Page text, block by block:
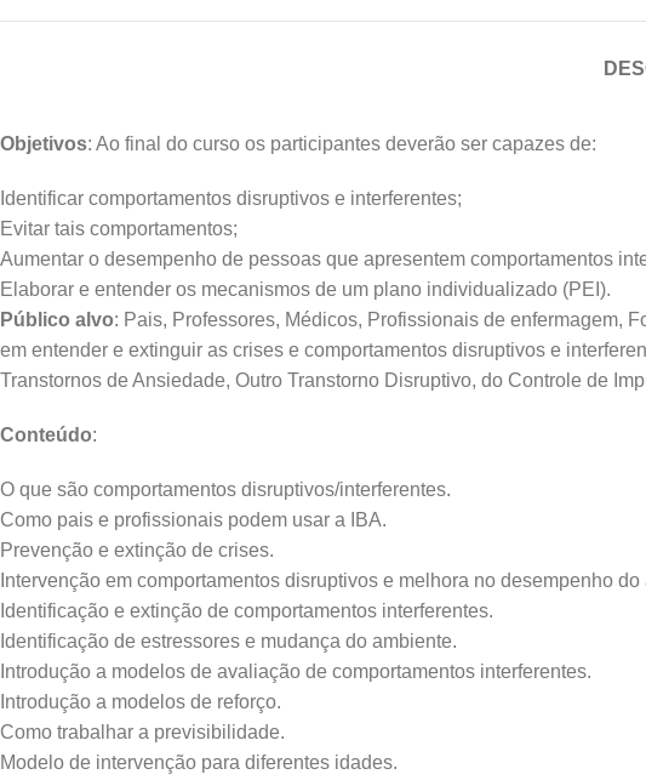
Objetivos: Ao final do curso os participantes deverão ser capazes de:
Identificar comportamentos disruptivos e interferentes;
Evitar tais comportamentos;
Aumentar o desempenho de pessoas que apresentem comportamentos
Elaborar e entender os mecanismos de um plano individualizado (PEI).
Público alvo: Pais, Professores, Médicos, Profissionais de enfermagem,
em entender e extinguir as crises e comportamentos disruptivos e
Transtornos de Ansiedade, Outro Transtorno Disruptivo, do Controle de
Conteúdo:
O que são comportamentos disruptivos/interferentes.
Como pais e profissionais podem usar a IBA.
Prevenção e extinção de crises.
Intervenção em comportamentos disruptivos e melhora no desempenho
Identificação e extinção de comportamentos interferentes.
Identificação de estressores e mudança do ambiente.
Introdução a modelos de avaliação de comportamentos interferentes.
Introdução a modelos de reforço.
Como trabalhar a previsibilidade.
Modelo de intervenção para diferentes idades.